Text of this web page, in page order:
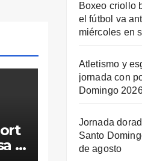
y
Boxeo criollo
el fútbol va
miércoles en
Atletismo y
jornada con
Domingo
Jornada
Santo
de agosto